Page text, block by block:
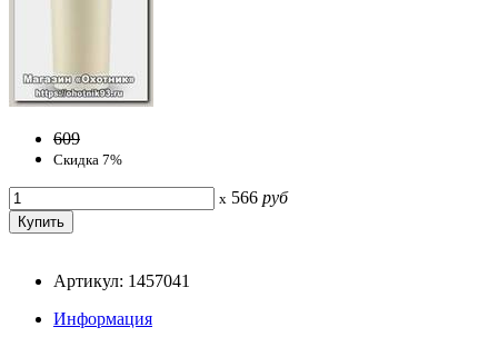
609
Скидка 7%
x 566 руб
Артикул: 1457041
Информация